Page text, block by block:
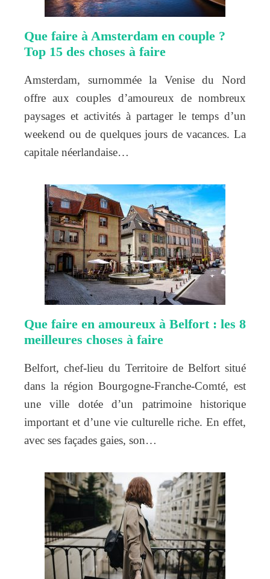
Que faire à Amsterdam en couple ?
Top 15 des choses à faire
Amsterdam, surnommée la Venise du Nord
offre aux couples d’amoureux de nombreux
paysages et activités à partager le temps d’un
weekend ou de quelques jours de vacances. La
capitale néerlandaise…
Que faire en amoureux à Belfort : les 8
meilleures choses à faire
Belfort, chef-lieu du Territoire de Belfort situé
dans la région Bourgogne-Franche-Comté, est
une ville dotée d’un patrimoine historique
important et d’une vie culturelle riche. En effet,
avec ses façades gaies, son…